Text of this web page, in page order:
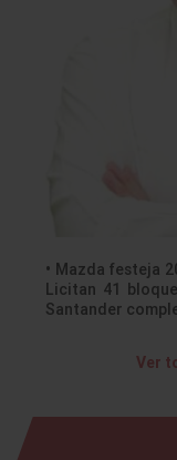
• Mazda festeja
Licitan 41
Santander
Ver